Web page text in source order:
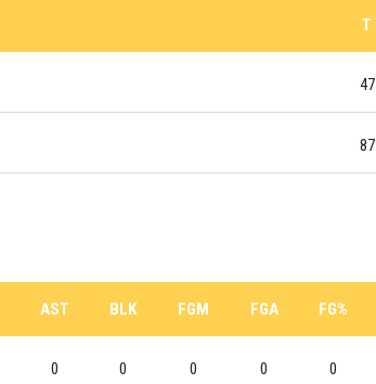
T
47
87
AST BLK FGM FGA FG%
0 0 0 0 0